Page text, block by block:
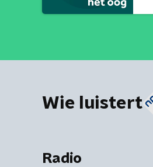
Wie luistert
Radio